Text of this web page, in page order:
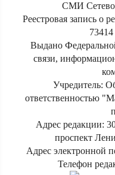
СМИ
Реестровая запись
73414
Выдано
связи,
Учредитель:
ответственностью
Адрес редакции:
проспект
Адрес электронной
Телефон